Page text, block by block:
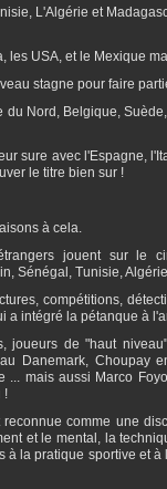
L'Algérie et
les USA, et le Mexique
stagne pour faire
Nord, Belgique,
sure avec l'Espagne,
le titre bien sur !
à cela.
jouent sur le
Sénégal, Tunisie,
compétitions,
a intégré la pétanque à
joueurs de "haut
Danemark, Choupay
... mais aussi Marco
!
comme une
et le mental, la
à la pratique sportive et